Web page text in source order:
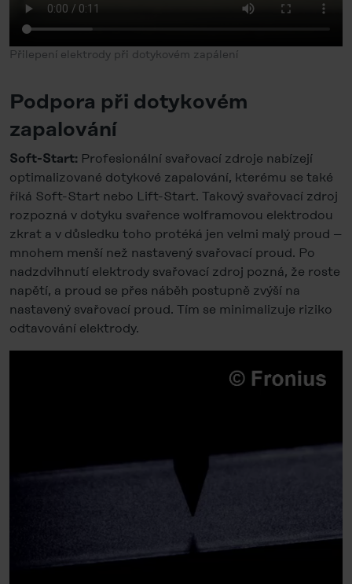
Přilepení elektrody při dotykovém zapálení
Podpora při dotykovém
zapalování
Soft-Start: Profesionální svařovací zdroje nabízejí
optimalizované dotykové zapalování, kterému se také
říká Soft-Start nebo Lift-Start. Takový svařovací zdroj
rozpozná v dotyku svařence wolframovou elektrodou
zkrat a v důsledku toho protéká jen velmi malý proud –
mnohem menší než nastavený svařovací proud. Po
nadzdvihnutí elektrody svařovací zdroj pozná, že roste
napětí, a proud se přes náběh postupně zvýší na
nastavený svařovací proud. Tím se minimalizuje riziko
odtavování elektrody.